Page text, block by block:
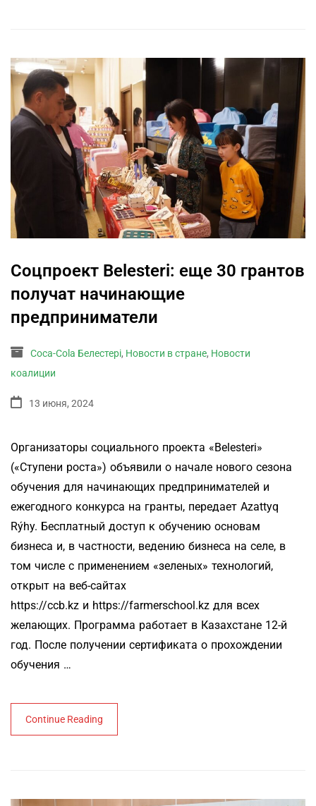
Соцпроект Belesteri: еще 30 грантов
получат начинающие
предприниматели
Coca-Cola Белестері, Новости в стране, Новости
коалиции
13 июня, 2024
Организаторы социального проекта «Belesteri»
(«Ступени роста») объявили о начале нового сезона
обучения для начинающих предпринимателей и
ежегодного конкурса на гранты, передает Azattyq
Rýhy. Бесплатный доступ к обучению основам
бизнеса и, в частности, ведению бизнеса на селе, в
том числе с применением «зеленых» технологий,
открыт на веб-сайтах
https://ccb.kz и https://farmerschool.kz для всех
желающих. Программа работает в Казахстане 12-й
год. После получении сертификата о прохождении
обучения …
Continue Reading